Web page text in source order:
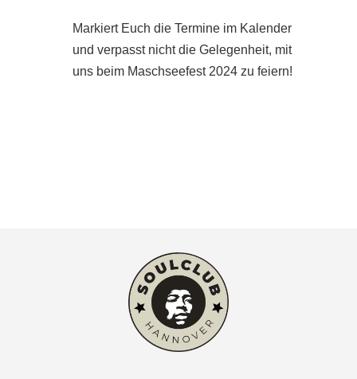
Markiert Euch die Termine im Kalender
und verpasst nicht die Gelegenheit, mit
uns beim Maschseefest 2024 zu feiern!